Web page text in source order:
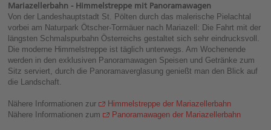
Mariazellerbahn - Himmelstreppe mit Panoramawagen
Von der Landeshauptstadt St. Pölten durch das malerische Pielachtal
vorbei am Naturpark Ötscher-Tormäuer nach Mariazell: Die Fahrt mit der
längsten Schmalspurbahn Österreichs gestaltet sich sehr eindrucksvoll.
Die moderne Himmelstreppe ist täglich unterwegs. Am Wochenende
werden in den exklusiven Panoramawagen Speisen und Getränke zum
Sitz serviert, durch die Panoramaverglasung genießt man den Blick auf
die Landschaft.
Nähere Informationen zur
Himmelstreppe der Mariazellerbahn
Nähere Informationen zum
Panoramawagen der Mariazellerbahn